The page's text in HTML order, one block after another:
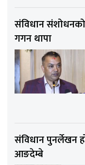
संविधान
गगन थापा
संविधान पुनर्लेखन
आङदेम्बे